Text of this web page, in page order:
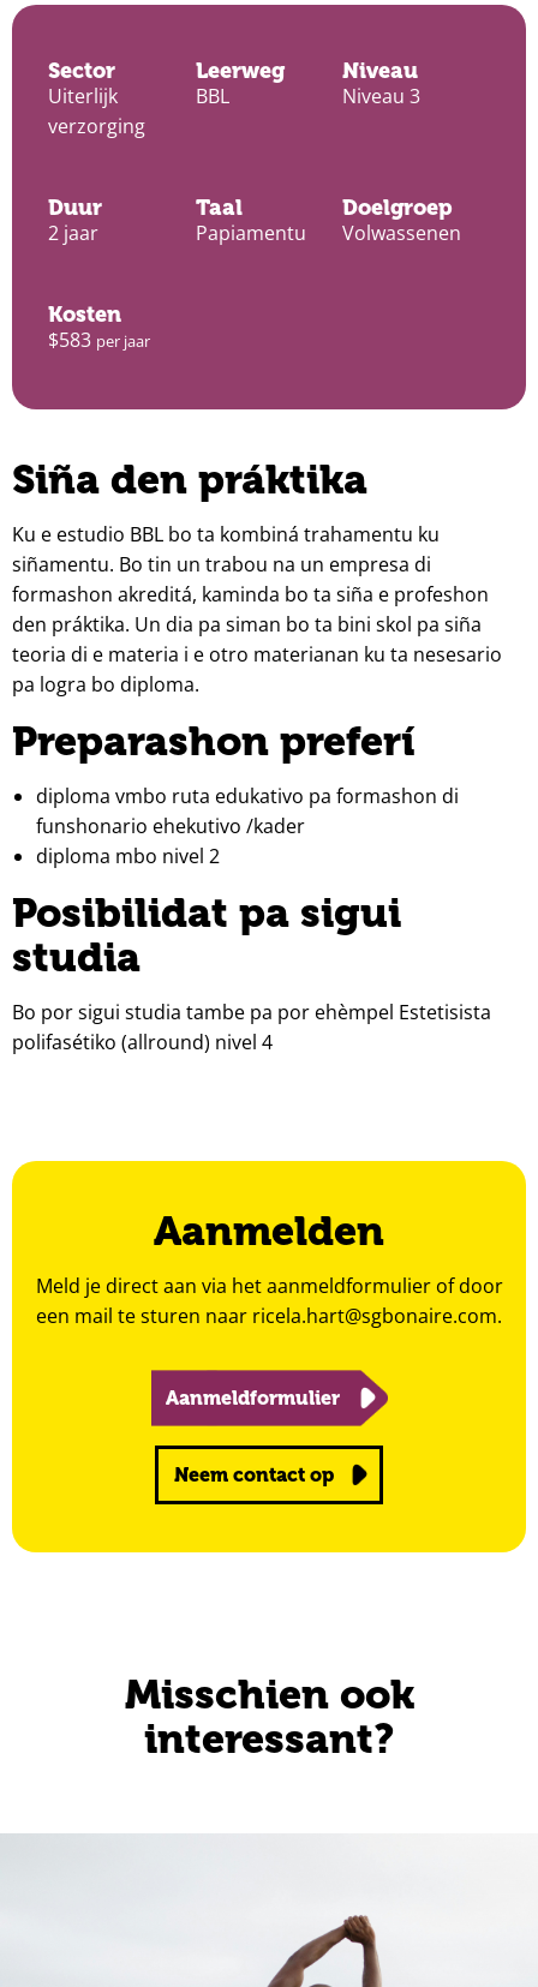
Sector
Uiterlijk
verzorging
Leerweg
BBL
Niveau
Niveau 3
Duur
2 jaar
Taal
Papiamentu
Doelgroep
Volwassenen
Kosten
$583 per jaar
Siña den práktika
Ku e estudio BBL bo ta kombiná trahamentu ku
siñamentu. Bo tin un trabou na un empresa di
formashon akreditá, kaminda bo ta siña e profeshon
den práktika. Un dia pa siman bo ta bini skol pa siña
teoria di e materia i e otro materianan ku ta nesesario
pa logra bo diploma.
Preparashon preferí
diploma vmbo ruta edukativo pa formashon di
funshonario ehekutivo /kader
diploma mbo nivel 2
Posibilidat pa sigui
studia
Bo por sigui studia tambe pa por ehèmpel Estetisista
polifasétiko (allround) nivel 4
Aanmelden
Meld je direct aan via het aanmeldformulier of door
een mail te sturen naar ricela.hart@sgbonaire.com.
Aanmeldformulier
Neem contact op
Misschien ook
interessant?